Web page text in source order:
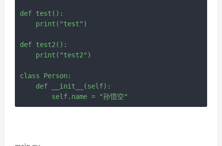
def test():
    print("test")
def test2():
    print("test2")
class Person:
    def __init__(self):